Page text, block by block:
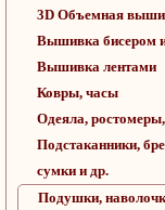
3D Объемная
Вышивка бисером
Вышивка лентами
Ковры, часы
Одеяла,
Подстаканники,
сумки и др.
Подушки,